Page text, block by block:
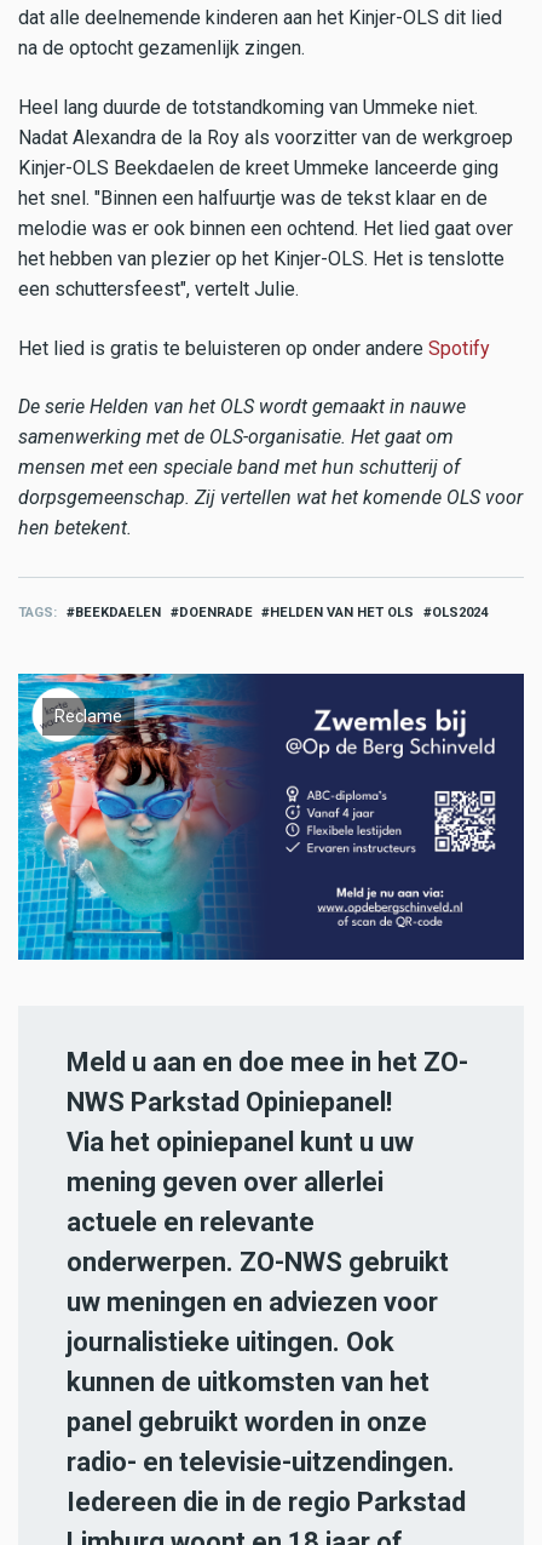
dat alle deelnemende kinderen aan het Kinjer-OLS dit lied
na de optocht gezamenlijk zingen.
Heel lang duurde de totstandkoming van Ummeke niet.
Nadat Alexandra de la Roy als voorzitter van de werkgroep
Kinjer-OLS Beekdaelen de kreet Ummeke lanceerde ging
het snel. "Binnen een halfuurtje was de tekst klaar en de
melodie was er ook binnen een ochtend. Het lied gaat over
het hebben van plezier op het Kinjer-OLS. Het is tenslotte
een schuttersfeest", vertelt Julie.
Het lied is gratis te beluisteren op onder andere Spotify
De serie Helden van het OLS wordt gemaakt in nauwe
samenwerking met de OLS-organisatie. Het gaat om
mensen met een speciale band met hun schutterij of
dorpsgemeenschap. Zij vertellen wat het komende OLS voor
hen betekent.
TAGS BEEKDAELEN DOENRADE HELDEN VAN HET OLS OLS2024
Reclame
Meld u aan en doe mee in het ZO-
NWS Parkstad Opiniepanel!
Via het opiniepanel kunt u uw
mening geven over allerlei
actuele en relevante
onderwerpen. ZO-NWS gebruikt
uw meningen en adviezen voor
journalistieke uitingen. Ook
kunnen de uitkomsten van het
panel gebruikt worden in onze
radio- en televisie-uitzendingen.
Iedereen die in de regio Parkstad